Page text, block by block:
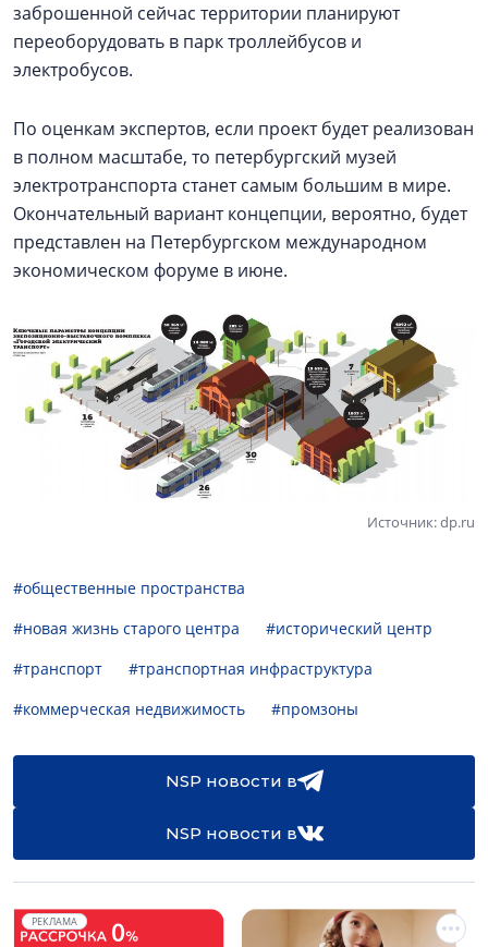
заброшенной сейчас территории планируют
переоборудовать в парк троллейбусов и
электробусов.
По оценкам экспертов, если проект будет реализован
в полном масштабе, то петербургский музей
электротранспорта станет самым большим в мире.
Окончательный вариант концепции, вероятно, будет
представлен на Петербургском международном
экономическом форуме в июне.
Источник: dp.ru
#общественные пространства
#новая жизнь старого центра
#исторический центр
#транспорт
#транспортная инфраструктура
#коммерческая недвижимость
#промзоны
NSP новости в
NSP новости в
РЕКЛАМА